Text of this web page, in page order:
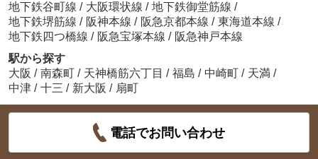
地下鉄谷町線 / 大阪環状線 / 地下鉄御堂筋線 /
地下鉄堺筋線 / 阪神本線 / 阪急京都本線 / 東海道本線 /
地下鉄四つ橋線 / 阪急宝塚本線 / 阪急神戸本線
駅から探す
大阪 / 南森町 / 天神橋筋六丁目 / 福島 / 中崎町 / 天満 /
中津 / 十三 / 新大阪 / 扇町
電話でお問い合わせ